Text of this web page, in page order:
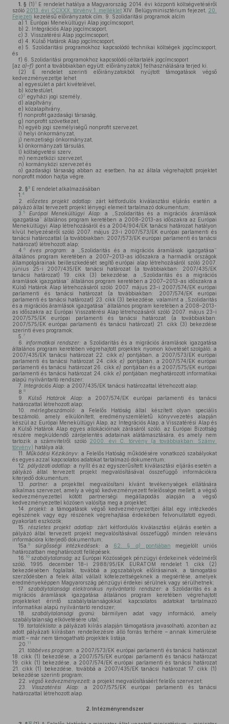
1. § (1) 1 E rendelet hatálya a Magyarország 2014. évi központi költségvetéséről
szóló 2013. évi CCXXX. törvény 1. melléklet XIV. Belügyminisztérium fejezet, 20.
Fejezeti kezelésű előirányzatok cím, 9. Szolidaritási programok alcím
a) 1. Európai Menekültügyi Alap jogcímcsoport,
b) 2. Integrációs Alap jogcímcsoport,
c) 3. Visszatérési Alap jogcímcsoport,
d) 4. Külső Határok Alap jogcímcsoport,
e) 5. Szolidaritási programokhoz kapcsolódó technikai költségek jogcímcsoport,
és
f) 6. Szolidaritási programokhoz kapcsolódó céltartalék jogcímcsoport
[az a)–f) pont a továbbiakban együtt: előirányzatok] felhasználására terjed ki.
(2) E rendelet szerinti előirányzatokból nyújtott támogatások végső
kedvezményezettje lehet
a) egyesület a párt kivételével,
b) köztestület,
c) 2 egyházi jogi személy,
d) alapítvány,
e) közalapítvány,
f) nonprofit gazdasági társaság,
g) nonprofit szövetkezet,
h) egyéb jogi személyiségű nonprofit szervezet,
i) helyi önkormányzat,
j) nemzetiségi önkormányzat,
k) önkormányzati társulás,
l) költségvetési szerv,
m) nemzetközi szervezet,
n) kormányközi szervezet és
o) gazdasági társaság abban az esetben, ha az általa végrehajtott projektet
nonprofit módon hajtja végre.
2. §3 E rendelet alkalmazásában
1. 4
2. előzetes projekt adatlap: zárt kétfordulós kiválasztási eljárás esetén a
pályázó által tervezett projekt lényegi elemeit tartalmazó dokumentum;
3. 5 Európai Menekültügyi Alap: a „Szolidaritás és a migrációs áramlások
igazgatása” általános program keretében a 2008–2013-as időszakra az Európai
Menekültügyi Alap létrehozásáról és a 2004/904/EK tanácsi határozat hatályon
kívül helyezéséről szóló 2007. május 23-i 2007/573/EK európai parlamenti és
tanácsi határozattal (a továbbiakban: 2007/573/EK európai parlamenti és tanácsi
határozat) létrehozott alap;
4. 6 éves program: a „Szolidaritás és a migrációs áramlások igazgatása”
általános program keretében a 2007–2013-as időszakra a harmadik országok
állampolgárainak beilleszkedését segítő európai alap létrehozásáról szóló 2007.
június 25-i 2007/435/EK tanácsi határozat (a továbbiakban: 2007/435/EK
tanácsi határozat) 19. cikk (3) bekezdése, a „Szolidaritás és a migrációs
áramlások igazgatása” általános program keretében a 2007–2013-as időszakra a
Külső Határok Alap létrehozásáról szóló 2007. május 23-i 2007/574/EK európai
parlamenti és tanácsi határozat (a továbbiakban: 2007/574/EK európai
parlamenti és tanácsi határozat) 23. cikk (3) bekezdése, valamint a „Szolidaritás
és a migrációs áramlások igazgatása” általános program keretében a 2008–2013-
as időszakra az Európai Visszatérési Alap létrehozásáról szóló 2007. május 23-i
2007/575/EK európai parlamenti és tanácsi határozat (a továbbiakban:
2007/575/EK európai parlamenti és tanácsi határozat) 21. cikk (3) bekezdése
szerinti éves programok;
5. 7
6. informatikai rendszer: a Szolidaritás és a migrációs áramlások igazgatása
általános program keretében végrehajtott projektek nyomon követését szolgáló, a
2007/435/EK tanácsi határozat 22. cikke) pontjában, a 2007/573/EK európai
parlamenti és tanácsi határozat 24. cikke) pontjában, a 2007/574/EK európai
parlamenti és tanácsi határozat 26. cikke) pontjában és a 2007/575/EK európai
parlamenti és tanácsi határozat 24. cikk e) pontjában meghatározott informatikai
alapú nyilvántartó rendszer;
7. Integrációs Alap: a 2007/435/EK tanácsi határozattal létrehozott alap;
8. 8
9. Külső Határok Alap: a 2007/574/EK európai parlamenti és tanácsi
határozattal létrehozott alap;
10.
mérlegbeszámoló:
a Felelős Hatóság által készített olyan speciális
beszámoló, amely elkülönített, eredményszemléletű könyvvezetés alapján
készül az Európai Menekültügyi Alap, az Integrációs Alap, a Visszatérési Alap és
a Külső Határok Alap egyes allokációinak zárásáról szóló, az Európai Bizottság
részére megküldendő zárójelentés adatainak alátámasztására, és amely nem
tartozik a számvitelről szóló 2000. évi C. törvény (a továbbiakban: Számv.
törvény) hatálya alá;
11.
Működési Kézikönyv: a Felelős Hatóság működésére vonatkozó szabályokat
és egyes azzal kapcsolatos adatokat tartalmazó dokumentum;
12.
pályázati adatlap: a nyílt és az egyszerűsített kiválasztási eljárás esetén a
pályázó által tervezett projekt megvalósításával összefüggő információkra
kiterjedő dokumentum;
13.
partner: a projekttel megvalósítani kívánt tevékenységek ellátására
alkalmas szervezet, amely a végső kedvezményezett felelőssége mellett, a végső
kedvezményezettel kötött partnerségi megállapodás alapján a végső
kedvezményezettel közösen valósítja meg a projektet;
14.
projekt:
a támogatások végső kedvezményezettjei által egy intézkedés
egészének vagy egy részének végrehajtása érdekében felvonultatott egyedi,
gyakorlati eszközök;
15.
részletes projekt adatlap: zárt kétfordulós kiválasztási eljárás esetén a
pályázó által tervezett projekt megvalósításával összefüggő minden releváns
információra kiterjedő dokumentum;
15a. 9 sürgősségi intézkedések: a 62. §a) pontjában megjelölt uniós
határozatban meghatározott fellépések.
16. 10 szabálytalanság: az Európai Közösségek pénzügyi érdekeinek védelméről
szóló, 1995. december 18-i 2988/95/EK EURATOM rendelet 1. cikk (2)
bekezdésében foglaltak, továbbá a jogszabályok előírásainak, a támogatási
szerződésben a felek által vállalt kötelezettségeknek a megsértése, amelyek
eredményeképpen Magyarország pénzügyi érdekei sérülnek vagy sérülhetnek;
17.
szabálytalansági elektronikus nyilvántartó rendszer: a Szolidaritás és a
migrációs áramlások igazgatása általános program keretében végrehajtott
projekteket érintő szabálytalanságokkal kapcsolatos adatokat tartalmazó
informatikai alapú nyilvántartó rendszer;
18.
szabálytalansági gyanú: bármilyen adat vagy információ, amely
szabálytalanság elkövetésére utal;
19. tartaléklista: a pályázati kiírás alapján támogatásra javasolható, azonban az
adott pályázati kiírásban rendelkezésre álló forrás terhére – annak kimerülése
miatt – már nem támogatható projektek listája;
20. 11
21. többéves program: a 2007/573/EK európai parlamenti és tanácsi határozat
18. cikk (1) bekezdése, a 2007/575/EK európai parlamenti és tanácsi határozat
19. cikk (1) bekezdése, a 2007/574/EK európai parlamenti és tanácsi határozat
21. cikk (1) bekezdése, továbbá a 2007/435/EK tanácsi határozat 17. cikk (1)
bekezdése szerinti program;
22.
végső kedvezményezett: a projekt megvalósításáért felelős szervezet;
23.
Visszatérési Alap: a 2007/575/EK európai parlamenti és tanácsi
határozattal létrehozott alap.
2. Intézményrendszer
12